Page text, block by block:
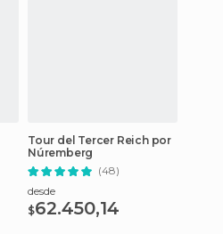
Tour del Tercer Reich por
Núremberg
(48)
desde
$62.450,14